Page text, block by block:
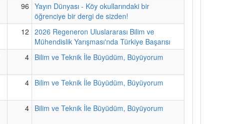
96
Yayın Dünyası - Köy okullarındaki bir
öğrenciye bir dergi de sizden!
12
2026 Regeneron Uluslararası Bilim ve
Mühendislik Yarışması'nda Türkiye Başarısı
4 Bilim ve Teknik İle Büyüdüm, Büyüyorum
4 Bilim ve Teknik İle Büyüdüm, Büyüyorum
4 Bilim ve Teknik İle Büyüdüm, Büyüyorum